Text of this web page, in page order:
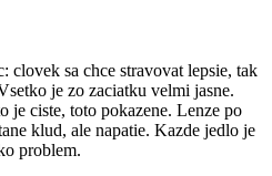
sa chce stravovat lepsie, tak
je zo zaciatku velmi jasne.
je ciste, toto pokazene. Lenze po
klud, ale napatie. Kazde jedlo je
problem.